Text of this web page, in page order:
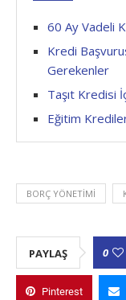
60 Ay Vadeli
Kredi
Gerekenler
Taşıt Kredisi
Eğitim
BORÇ YÖNETIMI
PAYLAŞ 0
Pinterest